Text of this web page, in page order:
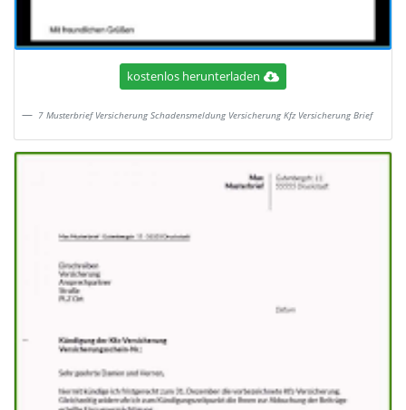
kostenlos herunterladen
7 Musterbrief Versicherung Schadensmeldung Versicherung Kfz Versicherung Brief